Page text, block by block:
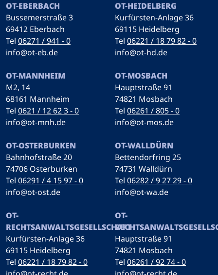
OT-EBERBACH
Bussemerstraße 3
69412 Eberbach
Tel 06271 / 941 - 0
info@ot-eb.de
OT-HEIDELBERG
Kurfürsten-Anlage 36
69115 Heidelberg
Tel 06221 / 18 79 82 - 0
info@ot-hd.de
OT-MANNHEIM
M2, 14
68161 Mannheim
Tel 0621 / 12 62 3 - 0
info@ot-mnh.de
OT-MOSBACH
Hauptstraße 91
74821 Mosbach
Tel 06261 / 805 - 0
info@ot-mos.de
OT-OSTERBURKEN
Bahnhofstraße 20
74706 Osterburken
Tel 06291 / 4 15 97 - 0
info@ot-ost.de
OT-WALLDÜRN
Bettendorfring 25
74731 Walldürn
Tel 06282 / 9 27 29 - 0
info@ot-wa.de
OT-
RECHTSANWALTSGESELLSCHAFT
Kurfürsten-Anlage 36
69115 Heidelberg
Tel 06221 / 18 79 82 - 0
OT-
Hauptstraße 91
74821 Mosbach
Tel 06261 / 92 74 - 0